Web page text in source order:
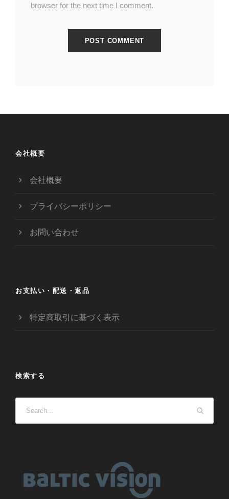
browser for the next time I comment.
会社概要
会社概要
プライバシーポリシー
お問い合わせ
お支払い・配送・返品
特定商取引に基づく表示
検索する